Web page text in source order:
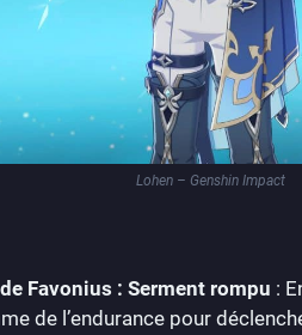
Lohen – Genshin Impact
Favonius : Serment rompu :
de l’endurance pour